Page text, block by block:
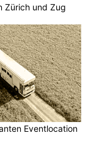
Zürich und Zug
Eventlocation